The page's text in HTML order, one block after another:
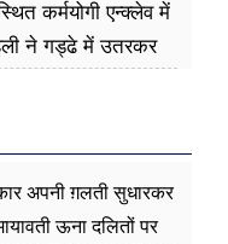
कर्मयोगी एन्क्लेव में
ने गड्ढे में उतरकर
अपनी ग़लती सुधारकर
ऊना दलितों पर